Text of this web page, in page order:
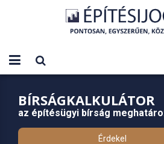
BÍRSÁGKALKULÁTOR
az építésügyi bírság
Érdekel